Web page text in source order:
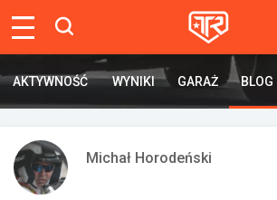
Tablica
Blogi
AKTYWNOŚĆ WYNIKI GARAŻ BLOG
AKTYWNOŚĆ WYNIKI GARAŻ BLOG
Michał Horodeński